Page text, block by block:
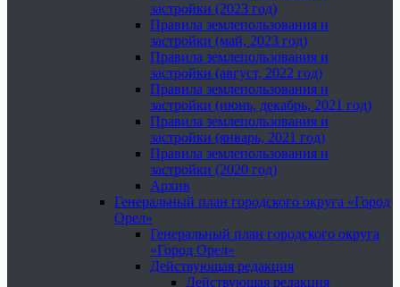
застройки (2023 год)
Правила землепользования и
застройки (май, 2023 год)
Правила землепользования и
застройки (август, 2022 год)
Правила землепользования и
застройки (июнь, декабрь, 2021 год)
Правила землепользования и
застройки (январь, 2021 год)
Правила землепользования и
застройки (2020 год)
Архив
Генеральный план городского округа «Город
Орел»
Генеральный план городского округа
«Город Орел»
Действующая редакция
Действующая редакция